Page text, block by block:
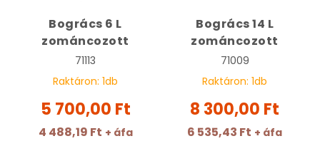
Bogrács 6 L
zománcozott
71113
Raktáron: 1db
5 700,00 Ft
4 488,19 Ft + áfa
Bogrács 14 L
zománcozott
71009
Raktáron: 1db
8 300,00 Ft
6 535,43 Ft + áfa